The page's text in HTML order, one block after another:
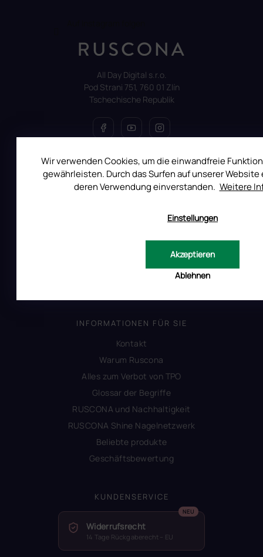
Wir verwenden Cookies, um die einwandfreie
gewährleisten. Durch das Surfen auf unserer Website
deren Verwendung einverstanden. Weitere
Einstellungen
Ablehnen
Akzeptieren
All Day Digital s.r.o.
Pod Strani 751, 760 01 Zlín
Tschechische Republik
ALLES ÜBER DEN EINKAUF
Reklamation
Datenschutzerklärung
Impressum
INFORMATIONEN FÜR SIE
Kontakt
Warum Ruscona
Alles zum Verbot von TPO
Glossar der Begriffe
RUSCONA und Nachhaltigkeit
RUSCONA Shine Nagelnetzwerk
Beliebte produkte
Geschäftsbewertung
KUNDENSERVICE
Widerrufsrecht
14 Tage Rückgaberecht – EU